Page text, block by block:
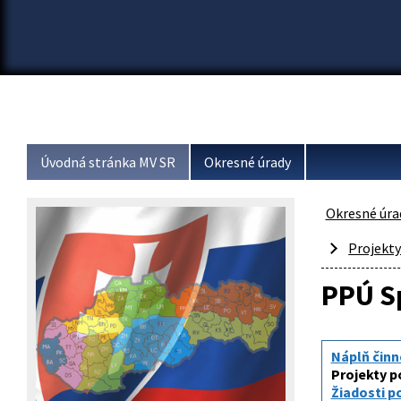
Úvodná stránka MV SR Okresné úrady
Okresné
PPÚ
Náplň
Projekty
Žiadosti